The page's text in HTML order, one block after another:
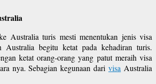
Australia turis mesti menentukan jenis visa
Australia begitu ketat pada kehadiran turis.
ketat orang-orang yang patut meraih visa
nya. Sebagian kegunaan darivisa Australia